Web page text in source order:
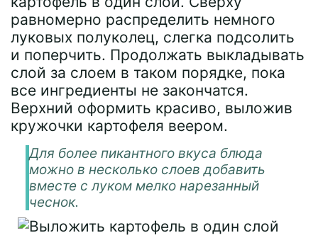
равномерно распределить немного
луковых полуколец, слегка подсолить
и поперчить. Продолжать выкладывать
слой за слоем в таком порядке, пока
все ингредиенты не закончатся.
Верхний оформить красиво, выложив
кружочки картофеля веером.
Для более пикантного вкуса блюда
можно в несколько слоев добавить
вместе с луком мелко нарезанный
чеснок.